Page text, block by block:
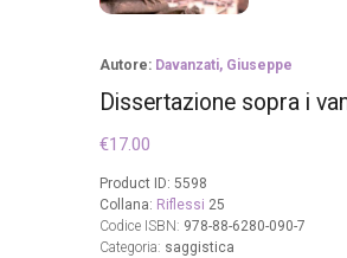
Autore: Davanzati, Giuseppe
Dissertazione sopra i
€17.00
Product ID: 5598
Collana: Riflessi 25
Codice ISBN: 978-88-6280-090-7
Categoria: saggistica